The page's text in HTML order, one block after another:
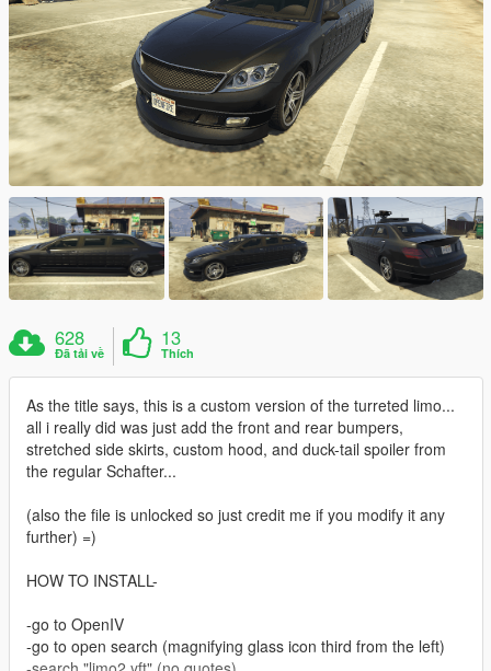
628
Đã tải về
13
Thích
As the title says, this is a custom version of the turreted limo...
all i really did was just add the front and rear bumpers,
stretched side skirts, custom hood, and duck-tail spoiler from
the regular Schafter...
(also the file is unlocked so just credit me if you modify it any
further) =)
HOW TO INSTALL-
-go to OpenIV
-go to open search (magnifying glass icon third from the left)